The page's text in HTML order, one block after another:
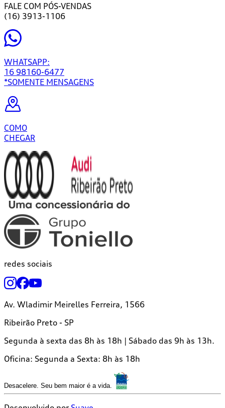
FALE COM PÓS-VENDAS
(16) 3913-1106
WHATSAPP:
16 98160-6477
*SOMENTE MENSAGENS
COMO
CHEGAR
redes sociais
Av. Wladimir Meirelles Ferreira, 1566
Ribeirão Preto - SP
Segunda à sexta das 8h às 18h | Sábado das 9h às 13h.
Oficina: Segunda a Sexta: 8h às 18h
Desacelere. Seu bem maior é a vida.